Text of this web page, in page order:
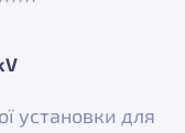
установки для